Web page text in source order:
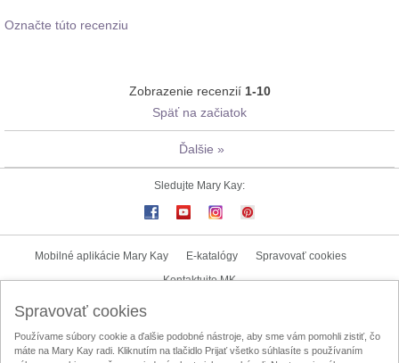
Označte túto recenziu
Zobrazenie recenzií 1-10
Späť na začiatok
Ďalšie »
Sledujte Mary Kay:
Mobilné aplikácie Mary Kay E-katalógy
Spravovať cookies
Kontaktujte MK
Mary Kay InTouch
Lokalizátor nezávislých kozmetických poradkýň
Spravovať cookies
Používame súbory cookie a ďalšie podobné nástroje, aby sme vám pomohli zistiť, čo
máte na Mary Kay radi. Kliknutím na tlačidlo Prijať všetko súhlasíte s používaním